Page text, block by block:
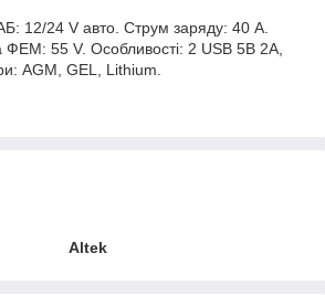
12/24 V авто. Струм заряду: 40 А.
ФЕМ: 55 V. Особливості: 2 USB 5В 2А,
AGM, GEL, Lithium.
Altek